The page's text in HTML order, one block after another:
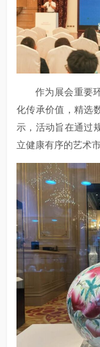
作为展会重要
化传承价值，精选
示，活动旨在通过
立健康有序的艺术市